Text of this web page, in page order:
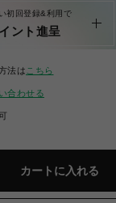
初回登録&利用で
ント進呈
法は こちら
合わせる
カートに入れる